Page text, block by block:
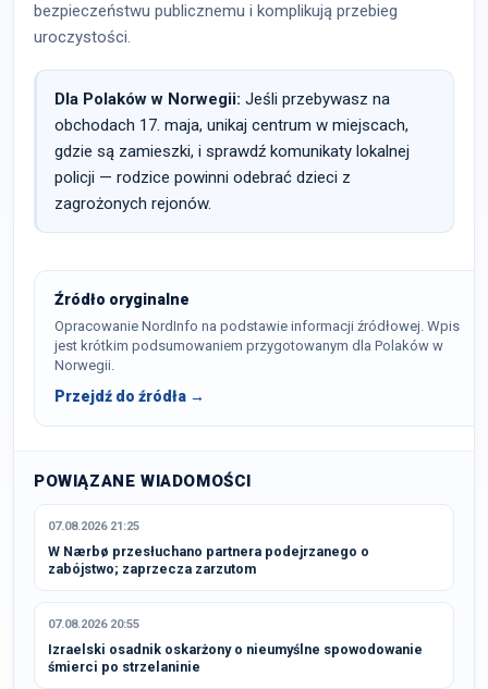
bezpieczeństwu publicznemu i komplikują przebieg
uroczystości.
Dla Polaków w Norwegii: Jeśli przebywasz na
obchodach 17. maja, unikaj centrum w miejscach,
gdzie są zamieszki, i sprawdź komunikaty lokalnej
policji — rodzice powinni odebrać dzieci z
zagrożonych rejonów.
Źródło oryginalne
Opracowanie NordInfo na podstawie informacji źródłowej. Wpis
jest krótkim podsumowaniem przygotowanym dla Polaków w
Norwegii.
Przejdź do źródła →
POWIĄZANE WIADOMOŚCI
07.08.2026 21:25
W Nærbø przesłuchano partnera podejrzanego o
zabójstwo; zaprzecza zarzutom
07.08.2026 20:55
Izraelski osadnik oskarżony o nieumyślne spowodowanie
śmierci po strzelaninie